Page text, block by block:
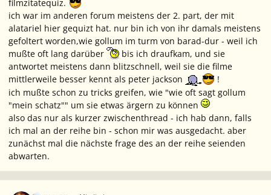
filmzitatequiz.
ich war im anderen forum meistens der 2. part, der mit
alatariel hier gequizt hat. nur bin ich von ihr damals meistens
gefoltert worden,wie gollum im turm von barad-dur - weil ich
mußte oft lang darüber
bis ich draufkam, und sie
antwortet meistens dann blitzschnell, weil sie die filme
mittlerweile besser kennt als peter jackson
!
ich mußte schon zu tricks greifen, wie "wie oft sagt gollum
"mein schatz"" um sie etwas ärgern zu können
also das nur als kurzer zwischenthread - ich hab dann, falls
ich mal an der reihe bin - schon mir was ausgedacht. aber
zunächst mal die nächste frage des an der reihe seienden
abwarten.